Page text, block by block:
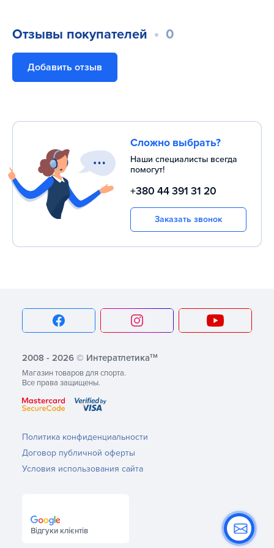
Отзывы покупателей 0
Добавить отзыв
Сложно выбрать?
Наши специалисты всегда
помогут!
+380 44 391 31 20
Заказать звонок
2008 - 2026 © Интератлетикатм
Магазин товаров для спорта.
Все права защищены.
Политика конфиденциальности
Договор публичной оферты
Условия использования сайта
Відгуки клієнтів